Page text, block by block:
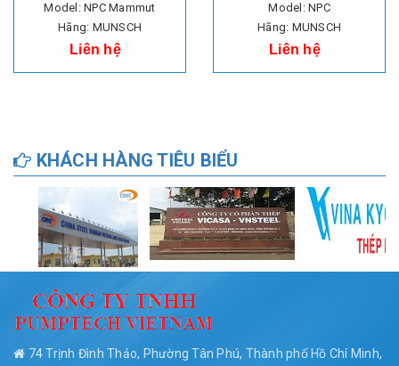
Model: NPC Mammut
Hãng: MUNSCH
Liên hệ
Model: NPC
Hãng: MUNSCH
Liên hệ
KHÁCH HÀNG TIÊU BIỂU
74 Trịnh Đình Thảo, Phường Tân Phú, Thành phố Hồ Chí Minh,